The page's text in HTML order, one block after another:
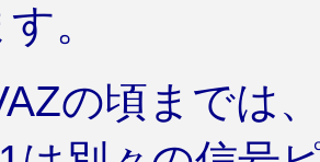
。
の頃までは